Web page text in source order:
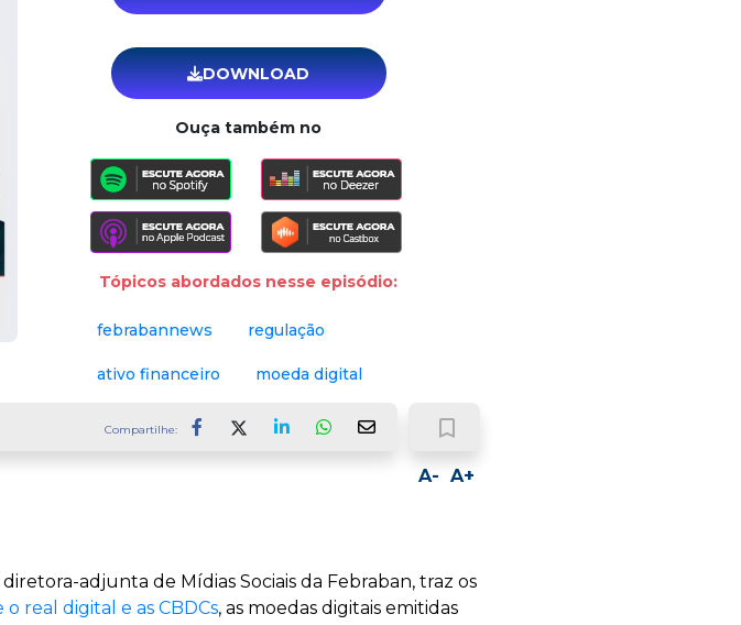
DOWNLOAD
Ouça também no
Tópicos abordados nesse episódio:
febrabannews regulação
ativo financeiro moeda digital
Compartilhe: bookmark_border
A+
A-
adjunta de Mídias Sociais da Febraban, traz os
real digital e as CBDCs, as moedas digitais emitidas